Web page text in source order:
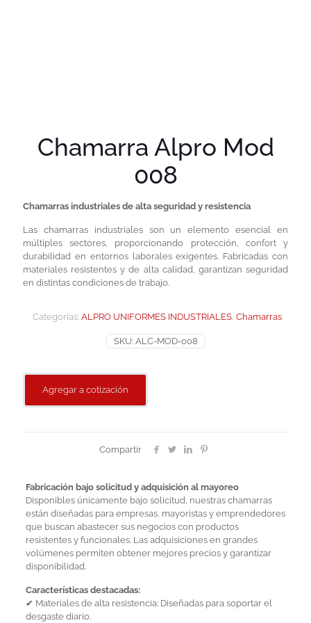
Chamarra Alpro Mod
008
Chamarras industriales de alta seguridad y resistencia
Las chamarras industriales son un elemento esencial en
múltiples sectores, proporcionando protección, confort y
durabilidad en entornos laborales exigentes. Fabricadas con
materiales resistentes y de alta calidad, garantizan seguridad
en distintas condiciones de trabajo.
SKU: ALC-MOD-008
Categorías: ALPRO UNIFORMES INDUSTRIALES Chamarras
Agregar a cotización
Compartir
Fabricación bajo solicitud y adquisición al mayoreo
Disponibles únicamente bajo solicitud, nuestras chamarras
están diseñadas para empresas, mayoristas y emprendedores
que buscan abastecer sus negocios con productos
resistentes y funcionales. Las adquisiciones en grandes
volúmenes permiten obtener mejores precios y garantizar
disponibilidad.
Características destacadas:
✔ Materiales de alta resistencia: Diseñadas para soportar el
desgaste diario.